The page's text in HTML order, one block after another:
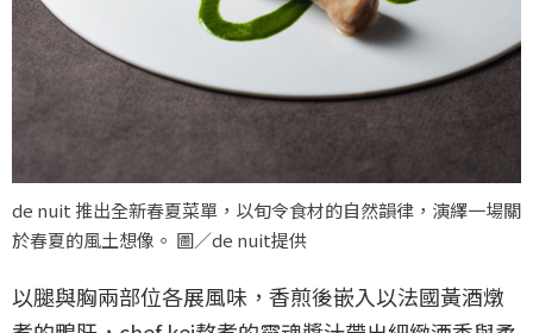
de nuit 推出全新春夏菜單，以旬令食材的自然韻律，演繹一場關
於春夏的風土想像。 圖／de nuit提供
以腿與胸兩部位各展風味，香煎後嵌入以法國黃酒燉